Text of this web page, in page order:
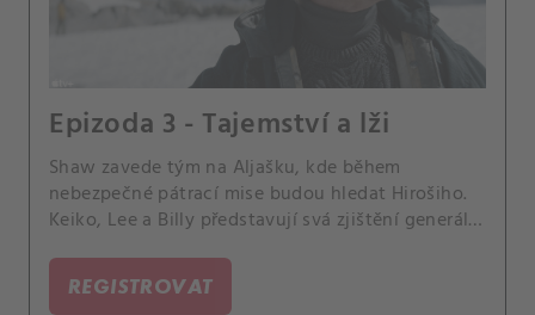
Epizoda 3 - Tajemství a lži
Shaw zavede tým na Aljašku, kde během
nebezpečné pátrací mise budou hledat Hirošiho.
Keiko, Lee a Billy představují svá zjištění generálu
REGISTROVAT